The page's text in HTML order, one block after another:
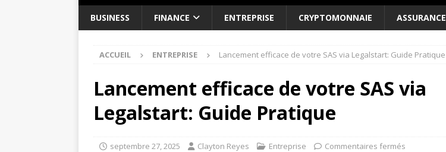
BUSINESS FINANCE ENTREPRISE CRYPTOMONNAIE ASSURANCE
ACCUEIL ENTREPRISE Lancement efficace de votre SAS via Legalstart: Guide Pratique
Lancement efficace de votre SAS via
Legalstart: Guide Pratique
septembre 27, 2025 Clayton Reyes Entreprise Commentaires fermés